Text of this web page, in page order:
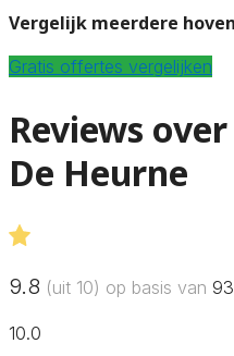
Vergelijk meerdere
Gratis offertes vergelijken
Reviews
De Heurne
9.8 (uit 10) op basis van 93
10.0